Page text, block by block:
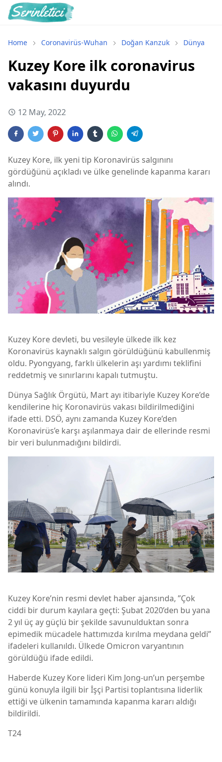
Home Coronavirüs-Wuhan Doğan Kanzuk Dünya
Kuzey Kore ilk coronavirus
vakasını duyurdu
12 May, 2022
Kuzey Kore, ilk yeni tip Koronavirüs salgınını
gördüğünü açıkladı ve ülke genelinde kapanma kararı
alındı.
Kuzey Kore devleti, bu vesileyle ülkede ilk kez
Koronavirüs kaynaklı salgın görüldüğünü kabullenmiş
oldu. Pyongyang, farklı ülkelerin aşı yardımı teklifini
reddetmiş ve sınırlarını kapalı tutmuştu.
Dünya Sağlık Örgütü, Mart ayı itibariyle Kuzey Kore’de
kendilerine hiç Koronavirüs vakası bildirilmediğini
ifade etti. DSÖ, aynı zamanda Kuzey Kore’den
Koronavirüs’e karşı aşılanmaya dair de ellerinde resmi
bir veri bulunmadığını bildirdi.
Kuzey Kore’nin resmi devlet haber ajansında, ”Çok
ciddi bir durum kayılara geçti: Şubat 2020’den bu yana
2 yıl üç ay güçlü bir şekilde savunulduktan sonra
epimedik mücadele hattımızda kırılma meydana geldi”
ifadeleri kullanıldı. Ülkede Omicron varyantının
görüldüğü ifade edildi.
Haberde Kuzey Kore lideri Kim Jong-un’un perşembe
günü konuyla ilgili bir İşçi Partisi toplantısına liderlik
ettiği ve ülkenin tamamında kapanma kararı aldığı
bildirildi.
T24